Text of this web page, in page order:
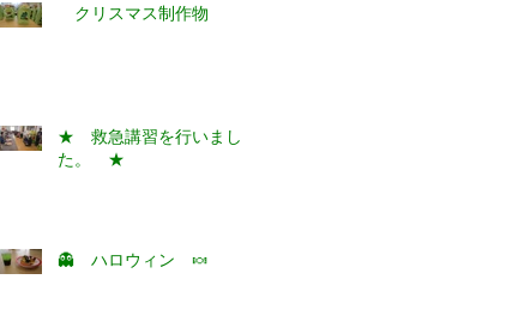
クリスマス制作物
★ 救急講習を行いまし
た。 ★
👻 ハロウィン 🍬